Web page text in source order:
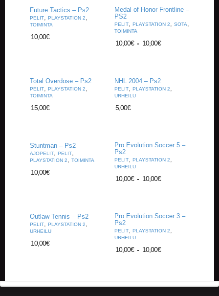
Future Tactics – Ps2
PELIT, PLAYSTATION 2,
TOIMINTA
10,00€
Medal of Honor Frontline –
PS2
PELIT, PLAYSTATION 2, SOTA,
TOIMINTA
10,00€ - 10,00€
Total Overdose – Ps2
PELIT, PLAYSTATION 2,
TOIMINTA
15,00€
NHL 2004 – Ps2
PELIT, PLAYSTATION 2,
URHEILU
5,00€
Stuntman – Ps2
AJOPELIT, PELIT,
PLAYSTATION 2, TOIMINTA
10,00€
Pro Evolution Soccer 5 –
Ps2
PELIT, PLAYSTATION 2,
URHEILU
10,00€ - 10,00€
Outlaw Tennis – Ps2
PELIT, PLAYSTATION 2,
URHEILU
10,00€
Pro Evolution Soccer 3 –
Ps2
PELIT, PLAYSTATION 2,
URHEILU
10,00€ - 10,00€